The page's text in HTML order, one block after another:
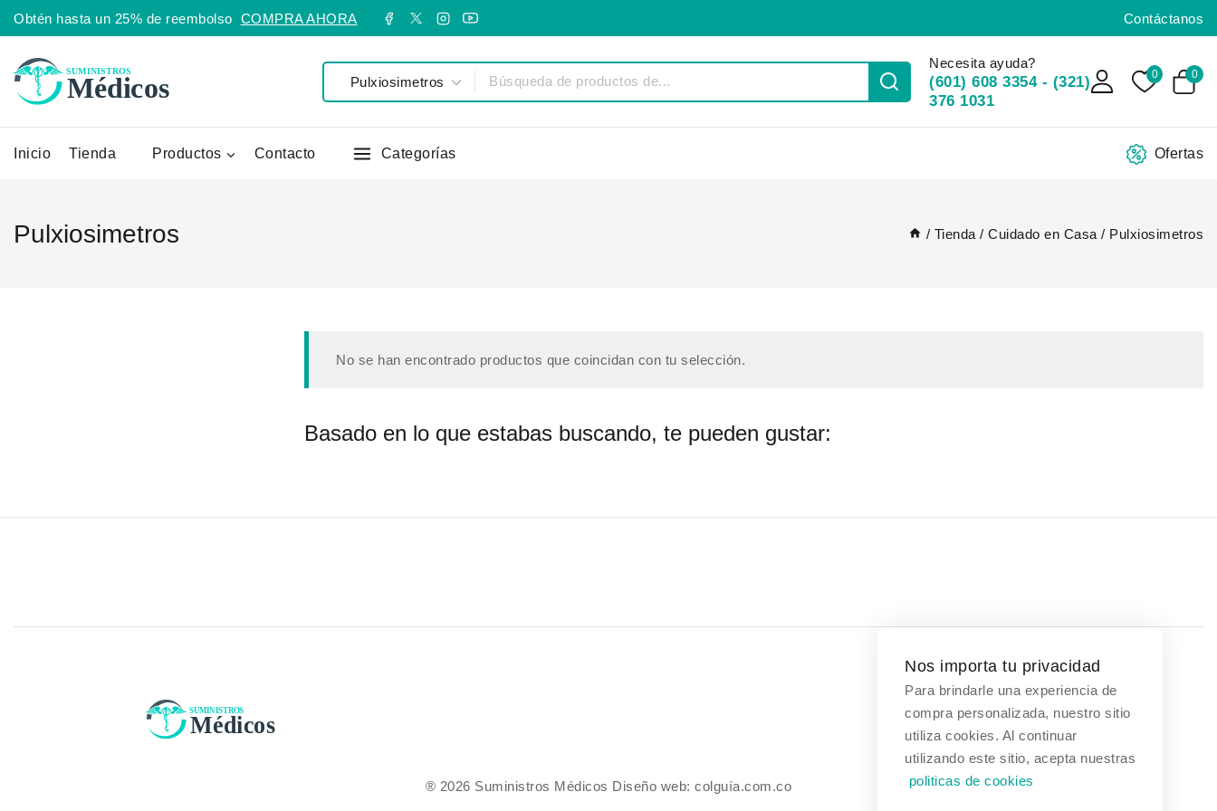
Obtén hasta un 25% de reembolso COMPRA AHORA Contáctanos
Necesita ayuda?
(601) 608 3354 - (321)
376 1031
0 0
Inicio Tienda Productos Contacto Categorías Ofertas
/ Tienda / Cuidado en Casa / Pulxiosimetros
Pulxiosimetros
No se han encontrado productos que coincidan con tu selección.
Basado en lo que estabas buscando, te pueden gustar:
® 2026 Suministros Médicos Diseño web:colguía.com.co
Contáctanos
(601) 608 3354
Nos importa tu privacidad
Para brindarle una experiencia de
compra personalizada, nuestro sitio
utiliza cookies. Al continuar
utilizando este sitio, acepta nuestras
politicas de cookies